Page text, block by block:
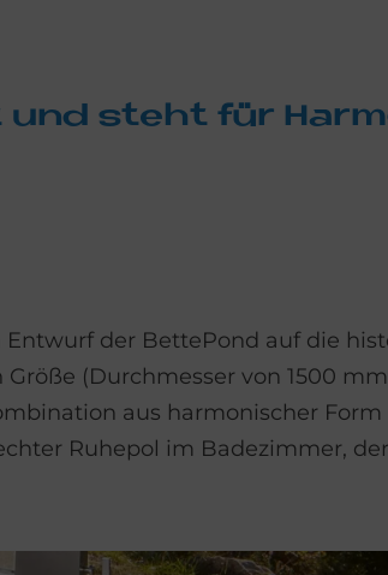
und steht für
Entwurf der BettePond auf die
(Durchmesser von 1500
aus harmonischer Form
Ruhepol im Badezimmer,